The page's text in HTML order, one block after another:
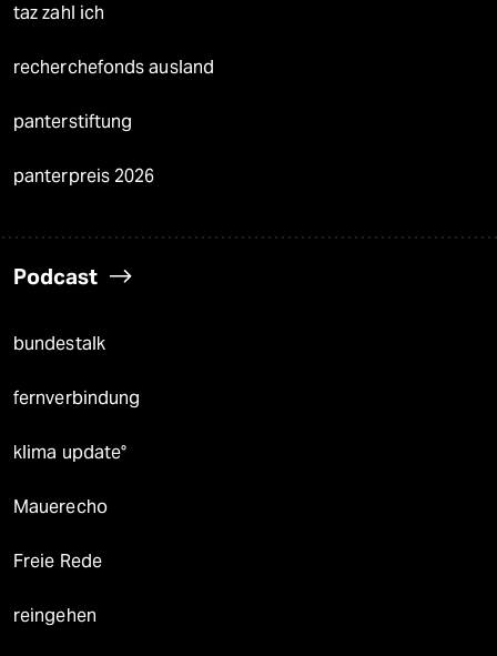
taz zahl ich
recherchefonds ausland
panterstiftung
panterpreis 2026
Podcast
bundestalk
fernverbindung
klima update°
Mauerecho
Freie Rede
reingehen